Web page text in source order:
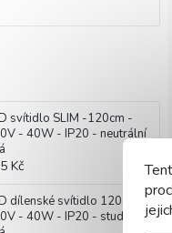
svítidlo SLIM -120cm -
- 40W - IP20 - neutrální
Kč
dílenské svítidlo 120cm -
- 40W - IP20 - studená